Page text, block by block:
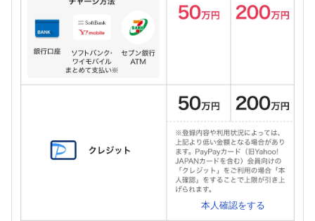
本人確認をする